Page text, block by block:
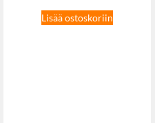
Lisää ostoskoriin